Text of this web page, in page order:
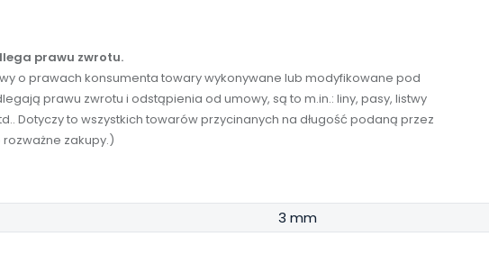
prawu zwrotu.
o prawach konsumenta towary wykonywane lub modyfikowane pod
prawu zwrotu i odstąpienia od umowy, są to m.in.: liny, pasy, listwy
Dotyczy to wszystkich towarów przycinanych na długość podaną przez
zakupy.)
3 mm